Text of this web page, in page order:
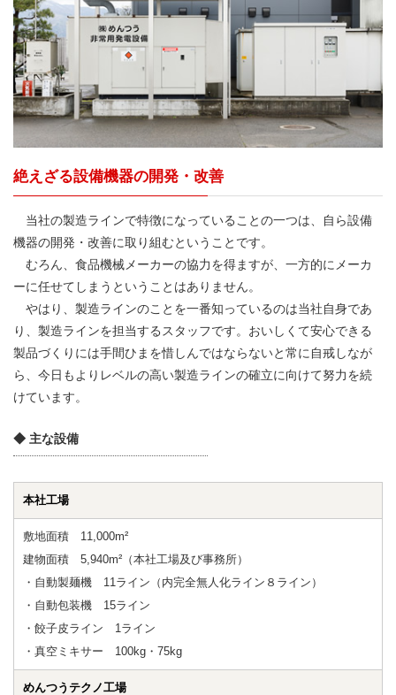
絶えざる設備機器の開発・改善
当社の製造ラインで特徴になっていることの一つは、自ら設備
機器の開発・改善に取り組むということです。
むろん、食品機械メーカーの協力を得ますが、一方的にメーカ
ーに任せてしまうということはありません。
やはり、製造ラインのことを一番知っているのは当社自身であ
り、製造ラインを担当するスタッフです。おいしくて安心できる
製品づくりには手間ひまを惜しんではならないと常に自戒しなが
ら、今日もよりレベルの高い製造ラインの確立に向けて努力を続
けています。
◆ 主な設備
本社工場
敷地面積 11,000m²
建物面積 5,940m²（本社工場及び事務所）
・自動製麺機 11ライン（内完全無人化ライン８ライン）
・自動包装機 15ライン
・餃子皮ライン 1ライン
・真空ミキサー 100kg・75kg
めんつうテクノ工場